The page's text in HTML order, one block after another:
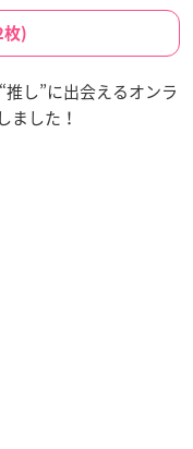
枚)
し”に出会えるオンラ
ました！